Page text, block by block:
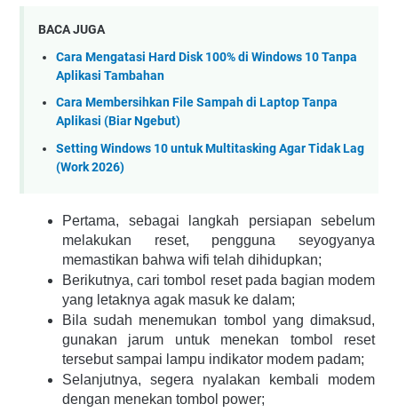
BACA JUGA
Cara Mengatasi Hard Disk 100% di Windows 10 Tanpa
Aplikasi Tambahan
Cara Membersihkan File Sampah di Laptop Tanpa
Aplikasi (Biar Ngebut)
Setting Windows 10 untuk Multitasking Agar Tidak Lag
(Work 2026)
Pertama, sebagai langkah persiapan sebelum
melakukan reset, pengguna seyogyanya
memastikan bahwa wifi telah dihidupkan;
Berikutnya, cari tombol reset pada bagian modem
yang letaknya agak masuk ke dalam;
Bila sudah menemukan tombol yang dimaksud,
gunakan jarum untuk menekan tombol reset
tersebut sampai lampu indikator modem padam;
Selanjutnya, segera nyalakan kembali modem
dengan menekan tombol power;